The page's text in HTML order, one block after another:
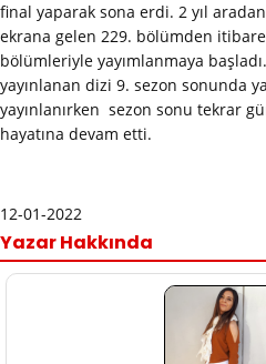
final yaparak sona erdi. 2 yıl
ekrana gelen 229. bölümden
bölümleriyle yayımlanmaya
yayınlanan dizi 9. sezon sonunda
yayınlanırken sezon sonu tekrar
hayatına devam etti.
12-01-2022
Yazar Hakkında